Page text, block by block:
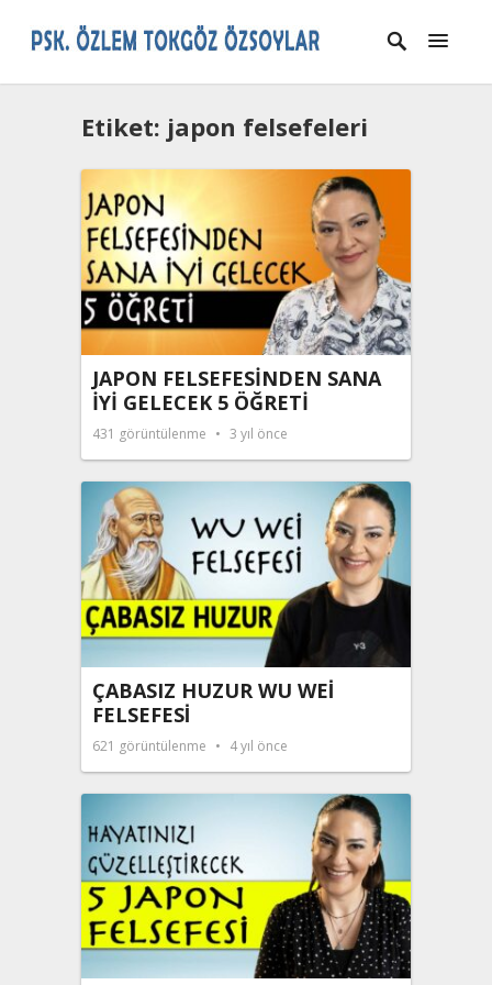
Etiket: japon felsefeleri
JAPON FELSEFESİNDEN SANA
İYİ GELECEK 5 ÖĞRETİ
431 görüntülenme 3 yıl önce
ÇABASIZ HUZUR WU WEİ
FELSEFESİ
621 görüntülenme 4 yıl önce